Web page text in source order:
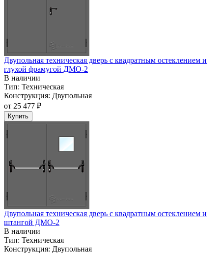
Двупольная техническая дверь c квадратным остеклением и
глухой фрамугой ДМО-2
В наличии
Тип: Техническая
Конструкция: Двупольная
от 25 477 ₽
Купить
Двупольная техническая дверь c квадратным остеклением и
штангой ДМО-2
В наличии
Тип: Техническая
Конструкция: Двупольная